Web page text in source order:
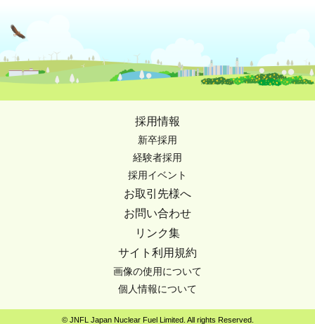
採用情報
新卒採用
経験者採用
採用イベント
お取引先様へ
お問い合わせ
リンク集
サイト利用規約
画像の使用について
個人情報について
© JNFL Japan Nuclear Fuel Limited. All rights Reserved.